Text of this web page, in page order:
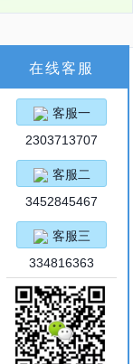
在线客服
客服一
2303713707
客服二
3452845467
客服三
334816363